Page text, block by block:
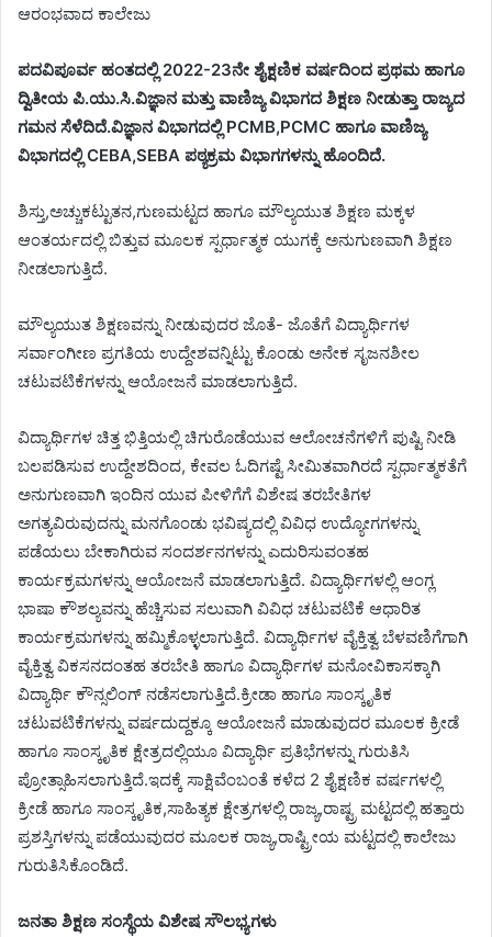
ಆರಂಭವಾದ ಕಾಲೇಜು
ಪದವಿಪೂರ್ವ ಹಂತದಲ್ಲಿ 2022-23ನೇ ಶೈಕ್ಷಣಿಕ ವರ್ಷದಿಂದ ಪ್ರಥಮ ಹಾಗೂ
ದ್ವಿತೀಯ ಪಿ.ಯು.ಸಿ.ವಿಜ್ಞಾನ ಮತ್ತು ವಾಣಿಜ್ಯ ವಿಭಾಗದ ಶಿಕ್ಷಣ ನೀಡುತ್ತಾ ರಾಜ್ಯದ
ಗಮನ ಸೆಳೆದಿದೆ.ವಿಜ್ಞಾನ ವಿಭಾಗದಲ್ಲಿ PCMB,PCMC ಹಾಗೂ ವಾಣಿಜ್ಯ
ವಿಭಾಗದಲ್ಲಿ CEBA,SEBA ಪಠ್ಯಕ್ರಮ ವಿಭಾಗಗಳನ್ನು ಹೊಂದಿದೆ.
ಶಿಸ್ತು,ಅಚ್ಚುಕಟ್ಟುತನ,ಗುಣಮಟ್ಟದ ಹಾಗೂ ಮೌಲ್ಯಯುತ ಶಿಕ್ಷಣ ಮಕ್ಕಳ
ಆಂತರ್ಯದಲ್ಲಿ ಬಿತ್ತುವ ಮೂಲಕ ಸ್ಪರ್ಧಾತ್ಮಕ ಯುಗಕ್ಕೆ ಅನುಗುಣವಾಗಿ ಶಿಕ್ಷಣ
ನೀಡಲಾಗುತ್ತಿದೆ.
ಮೌಲ್ಯಯುತ ಶಿಕ್ಷಣವನ್ನು ನೀಡುವುದರ ಜೊತೆ- ಜೊತೆಗೆ ವಿದ್ಯಾರ್ಥಿಗಳ
ಸರ್ವಾಂಗೀಣ ಪ್ರಗತಿಯ ಉದ್ದೇಶವನ್ನಿಟ್ಟು ಕೊಂಡು ಅನೇಕ ಸೃಜನಶೀಲ
ಚಟುವಟಿಕೆಗಳನ್ನು ಆಯೋಜನೆ ಮಾಡಲಾಗುತ್ತಿದೆ.
ವಿದ್ಯಾರ್ಥಿಗಳ ಚಿತ್ತ ಭಿತ್ತಿಯಲ್ಲಿ ಚಿಗುರೊಡೆಯುವ ಆಲೋಚನೆಗಳಿಗೆ ಪುಷ್ಟಿ ನೀಡಿ
ಬಲಪಡಿಸುವ ಉದ್ದೇಶದಿಂದ, ಕೇವಲ ಓದಿಗಷ್ಟೆ ಸೀಮಿತವಾಗಿರದೆ ಸ್ಪರ್ಧಾತ್ಮಕತೆಗೆ
ಅನುಗುಣವಾಗಿ ಇಂದಿನ ಯುವ ಪೀಳಿಗೆಗೆ ವಿಶೇಷ ತರಬೇತಿಗಳ
ಅಗತ್ಯವಿರುವುದನ್ನು ಮನಗೊಂಡು ಭವಿಷ್ಯದಲ್ಲಿ ವಿವಿಧ ಉದ್ಯೋಗಗಳನ್ನು
ಪಡೆಯಲು ಬೇಕಾಗಿರುವ ಸಂದರ್ಶನಗಳನ್ನು ಎದುರಿಸುವಂತಹ
ಕಾರ್ಯಕ್ರಮಗಳನ್ನು ಆಯೋಜನೆ ಮಾಡಲಾಗುತ್ತಿದೆ. ವಿದ್ಯಾರ್ಥಿಗಳಲ್ಲಿ ಆಂಗ್ಲ
ಭಾಷಾ ಕೌಶಲ್ಯವನ್ನು ಹೆಚ್ಚಿಸುವ ಸಲುವಾಗಿ ವಿವಿಧ ಚಟುವಟಿಕೆ ಆಧಾರಿತ
ಕಾರ್ಯಕ್ರಮಗಳನ್ನು ಹಮ್ಮಿಕೊಳ್ಳಲಾಗುತ್ತಿದೆ. ವಿದ್ಯಾರ್ಥಿಗಳ ವೈಕ್ತಿತ್ವ ಬೆಳವಣಿಗೆಗಾಗಿ
ವೈಕ್ತಿತ್ವ ವಿಕಸನದಂತಹ ತರಬೇತಿ ಹಾಗೂ ವಿದ್ಯಾರ್ಥಿಗಳ ಮನೋವಿಕಾಸಕ್ಕಾಗಿ
ವಿದ್ಯಾರ್ಥಿ ಕೌನ್ಸಲಿಂಗ್ ನಡೆಸಲಾಗುತ್ತಿದೆ.ಕ್ರೀಡಾ ಹಾಗೂ ಸಾಂಸ್ಕೃತಿಕ
ಚಟುವಟಿಕೆಗಳನ್ನು ವರ್ಷದುದ್ದಕ್ಕೂ ಆಯೋಜನೆ ಮಾಡುವುದರ ಮೂಲಕ ಕ್ರೀಡೆ
ಹಾಗೂ ಸಾಂಸ್ಕೃತಿಕ ಕ್ಷೇತ್ರದಲ್ಲಿಯೂ ವಿದ್ಯಾರ್ಥಿ ಪ್ರತಿಭೆಗಳನ್ನು ಗುರುತಿಸಿ
ಪ್ರೋತ್ಸಾಹಿಸಲಾಗುತ್ತಿದೆ.ಇದಕ್ಕೆ ಸಾಕ್ಷಿವೆಂಬಂತೆ ಕಳೆದ 2 ಶೈಕ್ಷಣಿಕ ವರ್ಷಗಳಲ್ಲಿ
ಕ್ರೀಡೆ ಹಾಗೂ ಸಾಂಸ್ಕೃತಿಕ,ಸಾಹಿತ್ಯಕ ಕ್ಷೇತ್ರಗಳಲ್ಲಿ ರಾಜ್ಯ,ರಾಷ್ಟ್ರ ಮಟ್ಟದಲ್ಲಿ ಹತ್ತಾರು
ಪ್ರಶಸ್ತಿಗಳನ್ನು ಪಡೆಯುವುದರ ಮೂಲಕ ರಾಜ್ಯ,ರಾಷ್ಟ್ರೀಯ ಮಟ್ಟದಲ್ಲಿ ಕಾಲೇಜು
ಗುರುತಿಸಿಕೊಂಡಿದೆ.
ಜನತಾ ಶಿಕ್ಷಣ ಸಂಸ್ಥೆಯ ವಿಶೇಷ ಸೌಲಭ್ಯಗಳು